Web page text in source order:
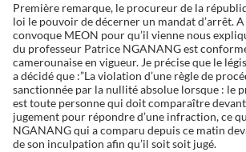
Première remarque, le procureur de la
loi le pouvoir de décerner un mandat d’arrêt. A
convoque MEON pour qu’il vienne nous
du professeur Patrice NGANANG est
camerounaise en vigueur. Je précise que le
a décidé que :”La violation d’une règle de
sanctionnée par la nullité absolue lorsque : le
est toute personne qui doit comparaître
jugement pour répondre d’une infraction, ce
NGANANG qui a comparu depuis ce matin
de son inculpation afin qu’il soit soit jugé.